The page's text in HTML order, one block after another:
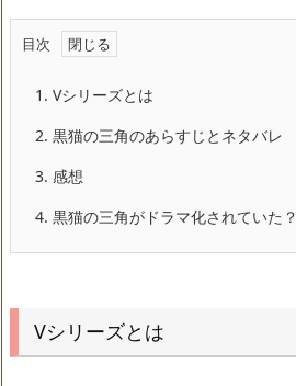
目次
1. Vシリーズとは
2. 黒猫の三角のあらすじとネタバレ
3. 感想
4. 黒猫の三角がドラマ化されていた？
Vシリーズとは